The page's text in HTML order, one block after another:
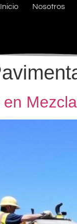
Inicio Nosotros